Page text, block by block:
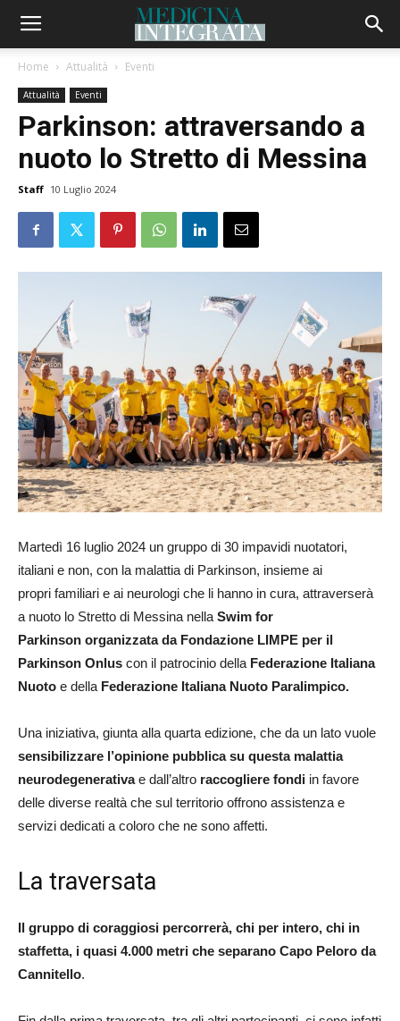
Home Attualità Eventi
Attualità Eventi
Parkinson: attraversando a
nuoto lo Stretto di Messina
Staff 10 Luglio 2024
Martedì 16 luglio 2024 un gruppo di 30 impavidi nuotatori,
italiani e non, con la malattia di Parkinson, insieme ai
propri familiari e ai neurologi che li hanno in cura, attraverserà
a nuoto lo Stretto di Messina nella Swim for
Parkinson organizzata da Fondazione LIMPE per il
Parkinson Onlus con il patrocinio della Federazione Italiana
Nuoto e della Federazione Italiana Nuoto Paralimpico.
Una iniziativa, giunta alla quarta edizione, che da un lato vuole
sensibilizzare l’opinione pubblica su questa malattia
neurodegenerativae dall’altro raccogliere fondi in favore
delle diverse realtà che sul territorio offrono assistenza e
servizi dedicati a coloro che ne sono affetti.
La traversata
Il gruppo di coraggiosi percorrerà, chi per intero, chi in
staffetta, i quasi 4.000 metri che separano Capo Peloro da
Cannitello.